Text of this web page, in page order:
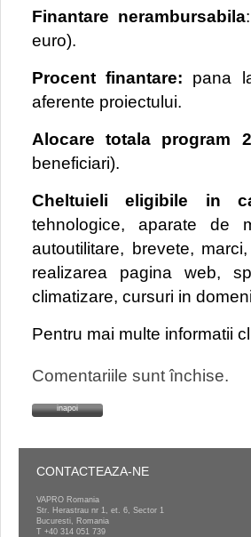
Finantare nerambursabila
euro).
Procent finantare: pana
aferente proiectului.
Alocare totala
program
beneficiari).
Cheltuieli eligibile in
tehnologice, aparate de
autoutilitare, brevete,
realizarea pagina web,
climatizare, cursuri in
Pentru mai multe informatii
Comentariile sunt închise.
inapoi
CONTACTEAZA-NE
VAPRO Romania
Str. Herastrau nr 1, et. 6, Sector 1
Bucuresti, Romania
T +40 314 051 739